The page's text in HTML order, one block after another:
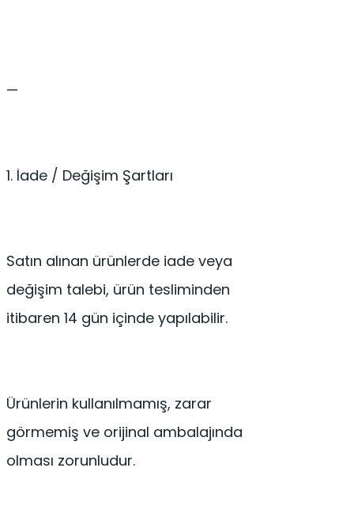
—
1. İade / Değişim Şartları
Satın alınan ürünlerde iade veya
değişim talebi, ürün tesliminden
itibaren 14 gün içinde yapılabilir.
Ürünlerin kullanılmamış, zarar
görmemiş ve orijinal ambalajında
olması zorunludur.